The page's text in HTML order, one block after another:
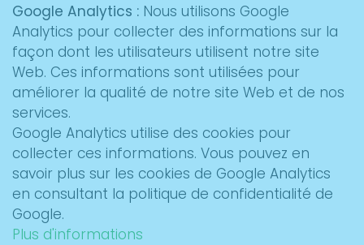
Google Analytics : Nous utilisons Google
Analytics pour collecter des informations sur la
façon dont les utilisateurs utilisent notre site
Web. Ces informations sont utilisées pour
améliorer la qualité de notre site Web et de nos
services.
Google Analytics utilise des cookies pour
collecter ces informations. Vous pouvez en
savoir plus sur les cookies de Google Analytics
en consultant la politique de confidentialité de
Google.
Plus d'informations